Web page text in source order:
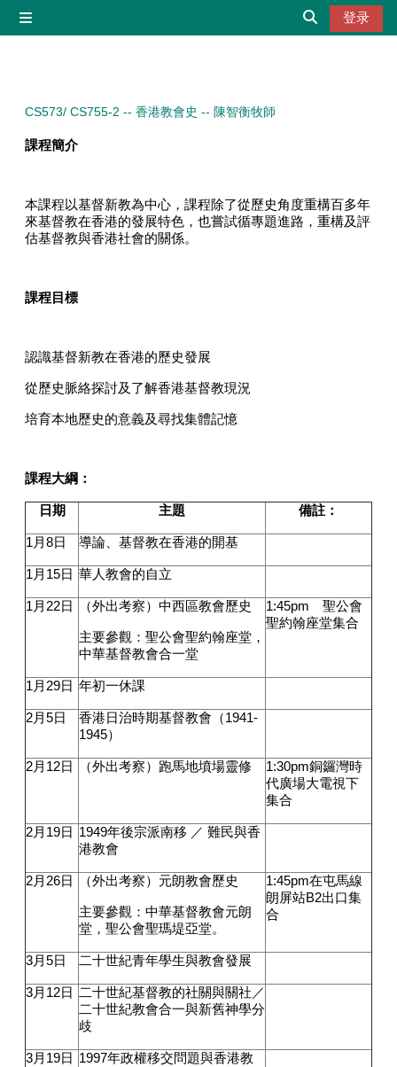
登录
CS573/ CS755-2 -- 香港教會史 -- 陳智衡牧師
課程簡介
本課程以基督新教為中心，課程除了從歷史角度重構百多年
來基督教在香港的發展特色，也嘗試循專題進路，重構及評
估基督教與香港社會的關係。
課程目標
認識基督新教在香港的歷史發展
從歷史脈絡探討及了解香港基督教現況
培育本地歷史的意義及尋找集體記憶
課程大綱：
日期 主題 備註：
1 月 8日 導論、基督教在香港的開基
1 月 15日 華人教會的自立
1 月 22日 （外出考察）中西區教會歷史
主要參觀：聖公會聖約翰座堂，
中華基督教會合一堂
1:45pm 聖公會
聖約翰座堂集合
1 月 29日 年初一休課
2月 5日 香港日治時期基督教會（1941-
1945）
2月 12日 （外出考察）跑馬地墳場靈修 1:30pm銅鑼灣時
代廣場大電視下
集合
2月 19日 1949年後宗派南移 ／ 難民與香
港教會
2月 26日 （外出考察）元朗教會歷史
主要參觀：中華基督教會元朗
堂，聖公會聖瑪堤亞堂。
1:45pm在屯馬線
朗屏站B2出口集
合
3月 5日 二十世紀青年學生與教會發展
3月 12日
二十世紀基督教的社關與關社／
二十世紀教會合一與新舊神學分
歧
3月 19日 1997年政權移交問題與香港教